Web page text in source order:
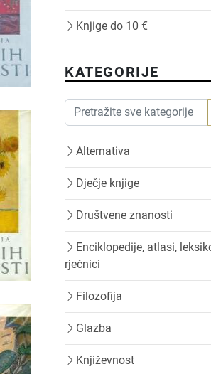
Knjige do 10 €
KATEGORIJE
Alternativa
Dječje knjige
Društvene znanosti
Enciklopedije, atlasi,
rječnici
Filozofija
Glazba
Književnost